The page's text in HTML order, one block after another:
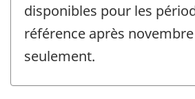
disponibles pour les
référence après
seulement.